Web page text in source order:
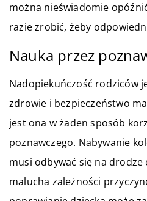
można nieświadomie
razie zrobić, żeby
Nauka przez
Nadopiekuńczość rodziców
zdrowie i bezpieczeństwo
jest ona w żaden sposób
poznawczego. Nabywanie
musi odbywać się na
malucha zależności